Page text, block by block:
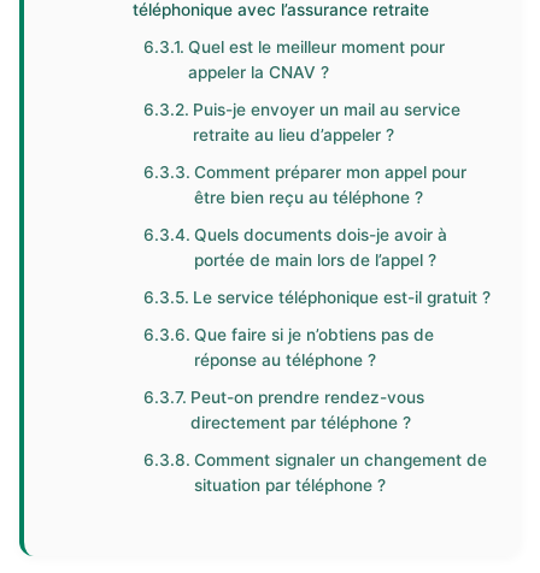
téléphonique avec l’assurance retraite
Quel est le meilleur moment pour
appeler la CNAV ?
Puis-je envoyer un mail au service
retraite au lieu d’appeler ?
Comment préparer mon appel pour
être bien reçu au téléphone ?
Quels documents dois-je avoir à
portée de main lors de l’appel ?
Le service téléphonique est-il gratuit ?
Que faire si je n’obtiens pas de
réponse au téléphone ?
Peut-on prendre rendez-vous
directement par téléphone ?
Comment signaler un changement de
situation par téléphone ?